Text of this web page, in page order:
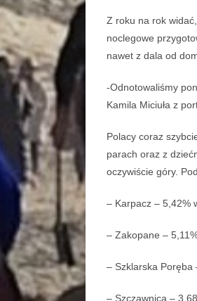
Z roku na rok
noclegowe
nawet z dala od
-Odnotowaliśmy
Kamila Miciuła z
Polacy coraz
parach oraz z
oczywiście góry.
– Karpacz – 5,42%
– Zakopane –
– Szklarska Poręba
– Szczawnica –